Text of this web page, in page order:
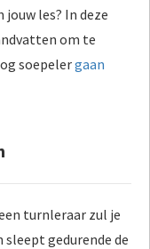
les? In deze
om te
soepelergaan
turnleraar zul je
gedurende de